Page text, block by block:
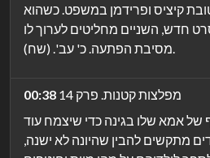
קיציס ופרידמן במשפט. כשהוא
חדש, השניים מחליטים לערוך לו
מסיבת הפתעה. כ' עב'. (שח).
00:38
מפלצות קטנות. פרק 14
אמא שלו בגינה כדי שיצמח עוד
מתקשים להבין שהיונה לא ישנה,